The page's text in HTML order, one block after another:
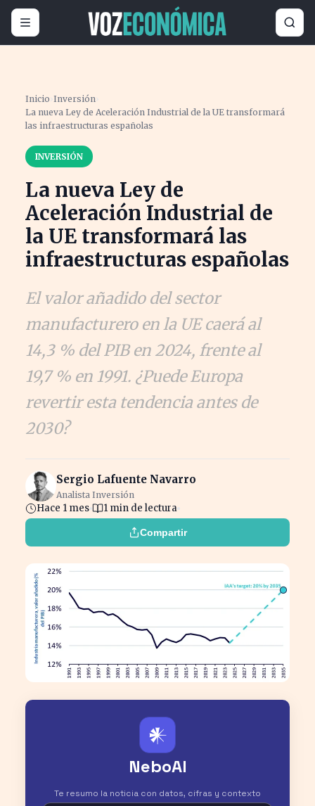
Inicio ›Inversión›
La nueva Ley de Aceleración Industrial de la UE transformará
las infraestructuras españolas
INVERSIÓN
La nueva Ley de
Aceleración Industrial de
la UE transformará las
infraestructuras españolas
El valor añadido del sector
manufacturero en la UE caerá al
14,3 % del PIB en 2024, frente al
19,7 % en 1991. ¿Puede Europa
revertir esta tendencia antes de
2030?
Sergio Lafuente Navarro
Analista Inversión
Hace 1 mes 1 min de lectura
Compartir
𒀭
NeboAI
Te resumo la noticia con datos, cifras y contexto